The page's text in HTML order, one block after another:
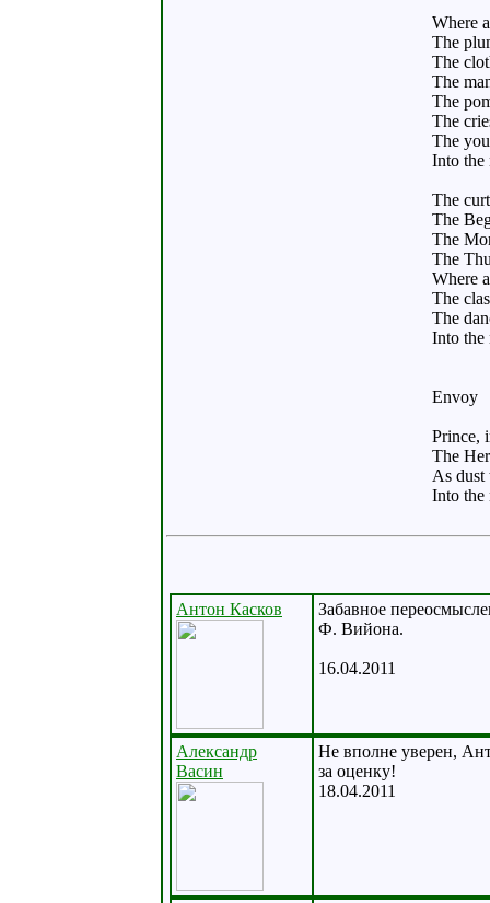
Where
The
The
The
The
The
The
Into the
The
The
The
The
Where
The
The
Into the
Envoy
Prince,
The
As dust
Into the
Антон Касков
Забавное
Ф. Вийона.
16.04.2011
Александр
Васин
Не вполне уверен,
за оценку!
18.04.2011